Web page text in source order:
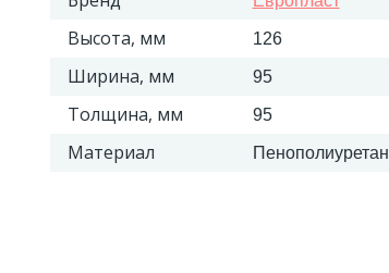
Высота, мм 126
Ширина, мм 95
Толщина, мм 95
Материал Пенополиуретан